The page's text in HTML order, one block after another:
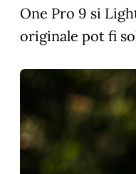
One Pro 9 si
originale pot fi